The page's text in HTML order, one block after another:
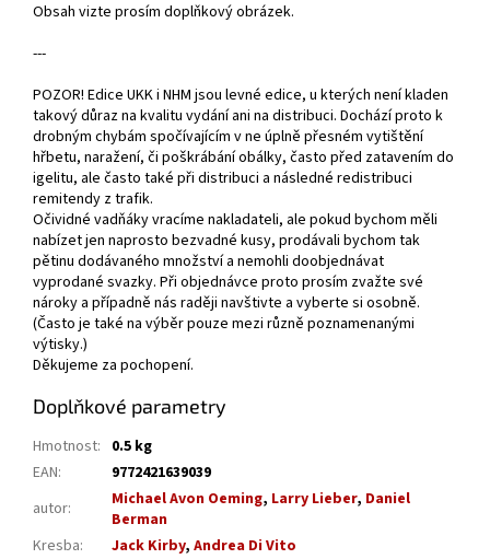
Obsah vizte prosím doplňkový obrázek.
---
POZOR! Edice UKK i NHM jsou levné edice, u kterých není kladen
takový důraz na kvalitu vydání ani na distribuci. Dochází proto k
drobným chybám spočívajícím v ne úplně přesném vytištění
hřbetu, naražení, či poškrábání obálky, často před zatavením do
igelitu, ale často také při distribuci a následné redistribuci
remitendy z trafik.
Očividné vadňáky vracíme nakladateli, ale pokud bychom měli
nabízet jen naprosto bezvadné kusy, prodávali bychom tak
pětinu dodávaného množství a nemohli doobjednávat
vyprodané svazky. Při objednávce proto prosím zvažte své
nároky a případně nás raději navštivte a vyberte si osobně.
(Často je také na výběr pouze mezi různě poznamenanými
výtisky.)
Děkujeme za pochopení.
Doplňkové parametry
Hmotnost: 0.5 kg
EAN:
9772421639039
autor: Michael Avon Oeming, Larry Lieber, Daniel
Berman
Kresba: Jack Kirby, Andrea Di Vito